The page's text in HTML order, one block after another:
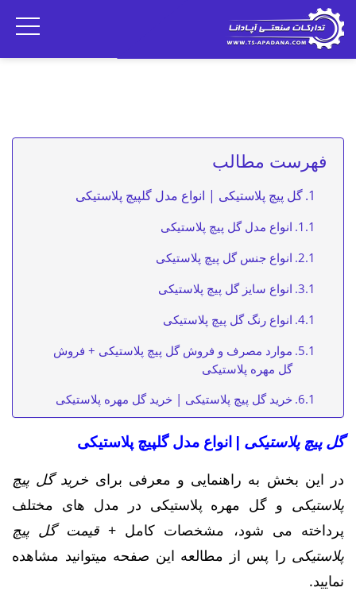
فهرست مطالب
گل پیچ پلاستیکی | انواع مدل گلپیچ پلاستیکی
انواع مدل گل پیچ پلاستیکی
انواع جنس گل پیچ پلاستیکی
انواع سایز گل پیچ پلاستیکی
انواع رنگ گل پیچ پلاستیکی
موارد مصرف و فروش گل پیچ پلاستیکی + فروش
گل مهره پلاستیکی
خرید گل پیچ پلاستیکی | خرید گل مهره پلاستیکی
گل پیچ پلاستیکی | انواع مدل گلپیچ پلاستیکی
در این بخش به راهنمایی و معرفی برای خرید گل پیچ
پلاستیکی و گل مهره پلاستیکی در مدل های مختلف
پرداخته می شود، مشخصات کامل +قیمت گل پیچ
پلاستیکی را پس از مطالعه این صفحه میتوانید مشاهده
نمایید.